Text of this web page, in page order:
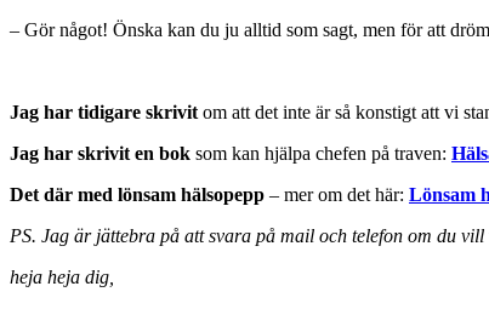
– Gör något! Önska kan du ju alltid som sagt, men för att
Jag har tidigare skrivit om att det inte är så konstigt att vi
Jag har skrivit en bok som kan hjälpa chefen på traven:
Det där med lönsam hälsopepp – mer om det här: Lönsam
PS. Jag är jättebra på att svara på mail och telefon om du
heja heja dig,